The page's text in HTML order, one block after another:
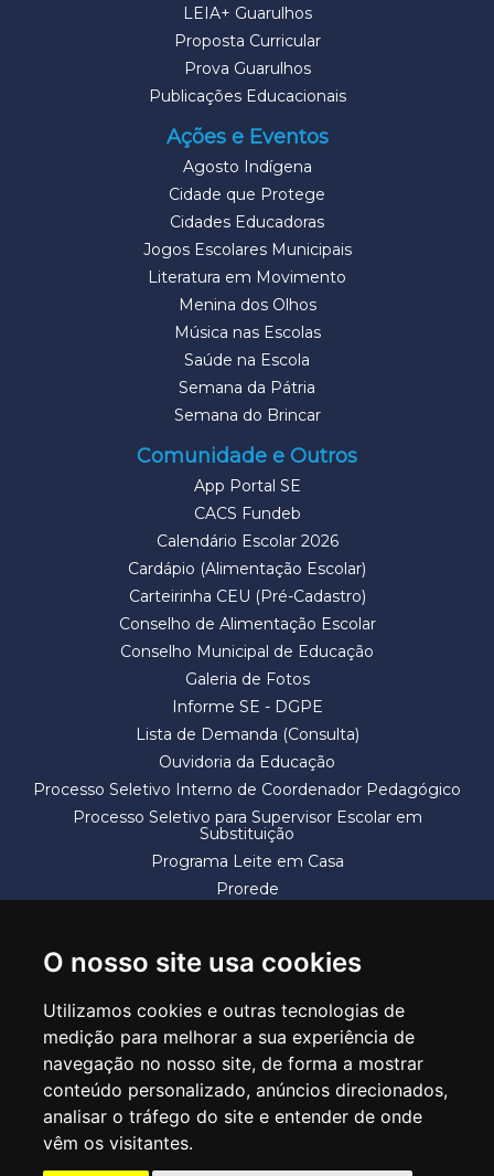
O nosso site usa cookies
Utilizamos cookies e outras tecnologias de
medição para melhorar a sua experiência de
navegação no nosso site, de forma a mostrar
conteúdo personalizado, anúncios direcionados,
analisar o tráfego do site e entender de onde
vêm os visitantes.
LEIA+ Guarulhos
Proposta Curricular
Prova Guarulhos
Publicações Educacionais
Ações e Eventos
Agosto Indígena
Cidade que Protege
Cidades Educadoras
Jogos Escolares Municipais
Literatura em Movimento
Menina dos Olhos
Música nas Escolas
Saúde na Escola
Semana da Pátria
Semana do Brincar
Comunidade e Outros
App Portal SE
CACS Fundeb
Calendário Escolar 2026
Cardápio (Alimentação Escolar)
Carteirinha CEU (Pré-Cadastro)
Conselho de Alimentação Escolar
Conselho Municipal de Educação
Galeria de Fotos
Informe SE - DGPE
Lista de Demanda (Consulta)
Ouvidoria da Educação
Processo Seletivo Interno de Coordenador Pedagógico
Processo Seletivo para Supervisor Escolar em
Substituição
Programa Leite em Casa
Prorede
SECRETARIA DE EDUCAÇÃO
Rua Claudino Barbosa, 313 - Macedo - Guarulhos/SP CEP 07113-040
Central de Atendimento: *55 11 2475-7300